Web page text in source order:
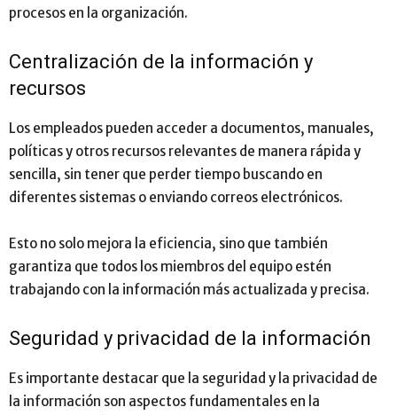
procesos en la organización.
Centralización de la información y
recursos
Los empleados pueden acceder a documentos, manuales,
políticas y otros recursos relevantes de manera rápida y
sencilla, sin tener que perder tiempo buscando en
diferentes sistemas o enviando correos electrónicos.
Esto no solo mejora la eficiencia, sino que también
garantiza que todos los miembros del equipo estén
trabajando con la información más actualizada y precisa.
Seguridad y privacidad de la información
Es importante destacar que la seguridad y la privacidad de
la información son aspectos fundamentales en la